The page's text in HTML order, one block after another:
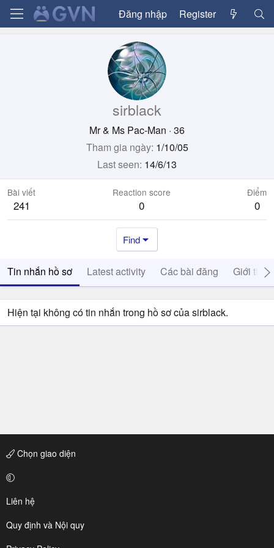
Đăng nhập Register
sirblack
Mr & Ms Pac-Man · 36
Tham gia ngày 1/10/05
Last seen 14/6/13
Bài viết
241
Reaction score
0
Điểm
0
Find
Tin nhắn hồ sơ Latest activity Các bài đăng Giới thiệu
Hiện tại không có tin nhắn trong hồ sơ của sirblack.
Chọn giao diện
Liên hệ
Quy định và Nội quy